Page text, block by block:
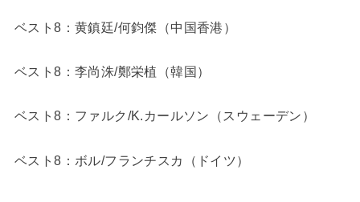
ベスト8：黄鎮廷/何鈞傑（中国香港）
ベスト8：李尚洙/鄭栄植（韓国）
ベスト8：ファルク/K.カールソン（スウェーデン）
ベスト8：ボル/フランチスカ（ドイツ）